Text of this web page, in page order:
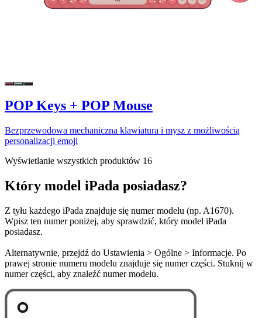
POP Keys + POP Mouse
Bezprzewodowa mechaniczna klawiatura i mysz z możliwością
personalizacji emoji
Wyświetlanie wszystkich produktów 16
Który model iPada posiadasz?
Z tyłu każdego iPada znajduje się numer modelu (np. A1670).
Wpisz ten numer poniżej, aby sprawdzić, który model iPada
posiadasz.
Alternatywnie, przejdź do Ustawienia > Ogólne > Informacje. Po
prawej stronie numeru modelu znajduje się numer części. Stuknij w
numer części, aby znaleźć numer modelu.